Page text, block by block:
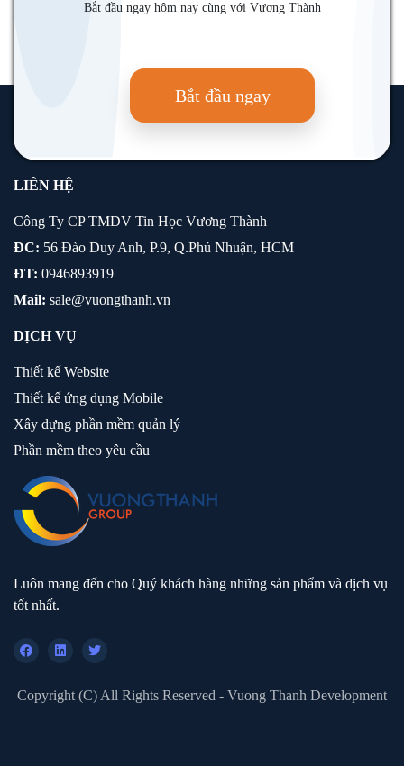
Bắt đầu ngay hôm nay cùng với Vương Thành
Bắt đầu ngay
LIÊN HỆ
Công Ty CP TMDV Tin Học Vương Thành
ĐC: 56 Đào Duy Anh, P.9, Q.Phú Nhuận, HCM
ĐT: 0946893919
Mail: sale@vuongthanh.vn
DỊCH VỤ
Thiết kế Website
Thiết kế ứng dụng Mobile
Xây dựng phần mềm quản lý
Phần mềm theo yêu cầu
Luôn mang đến cho Quý khách hàng những sản phẩm và dịch vụ
tốt nhất.
Copyright (C) All Rights Reserved - Vuong Thanh Development